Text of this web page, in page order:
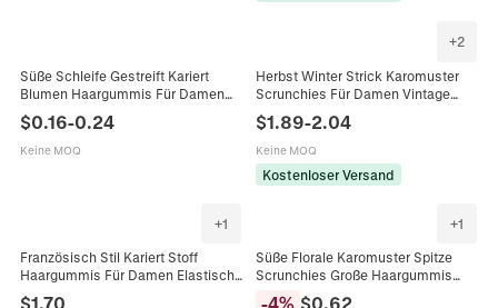
Süße Schleife Gestreift Kariert
Blumen Haargummis Für Damen
Stoffetikett Niedliches
Bärenmuster Haarschmuck
$0.16-0.24
Keine MOQ
+2
Herbst Winter Strick Karomuster
Scrunchies Für Damen Vintage
Handgemacht Rüschen
Haarschmuck
$1.89-2.04
Keine MOQ
Kostenloser Versand
+1
Französisch Stil Kariert Stoff
Haargummis Für Damen Elastische
Haargummi Handgefertigt Kariert
$1.70
+1
Süße Florale Karomuster Spitze
Scrunchies Große Haargummis
Vintage Stoff Haarbänder Für
-4% $0.62